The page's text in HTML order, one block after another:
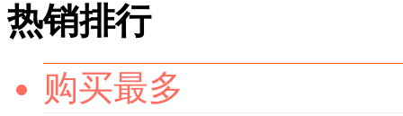
热销排行
购买最多